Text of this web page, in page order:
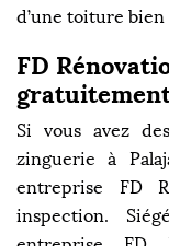
d’une toiture
FD
Si vous avez
zinguerie à
entreprise FD
inspection.